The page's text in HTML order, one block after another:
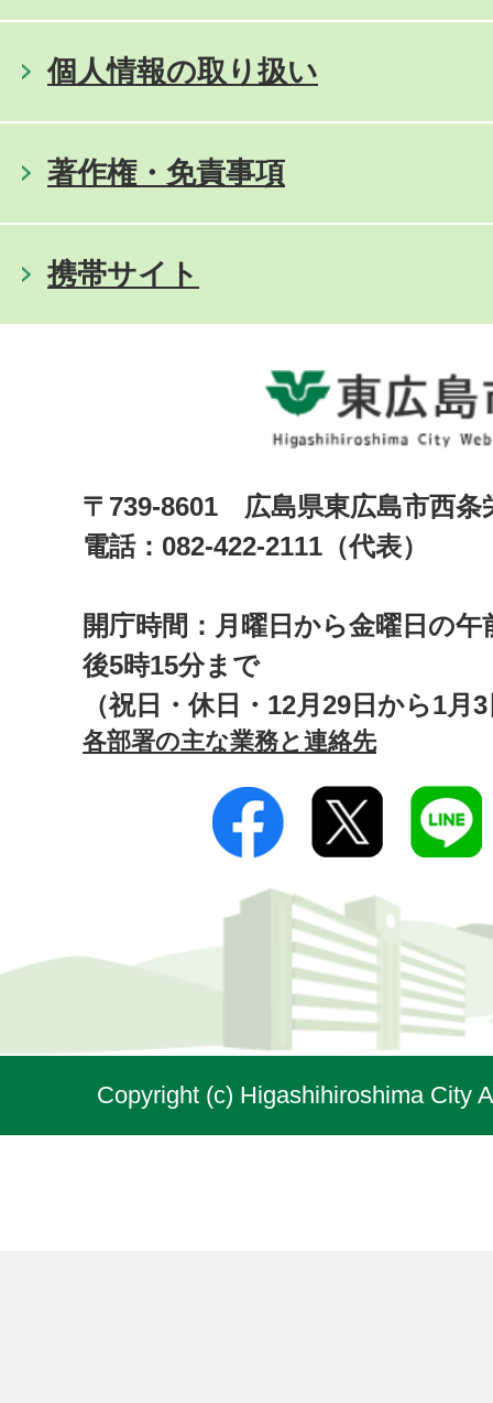
個人情報の取り扱い
著作権・免責事項
携帯サイト
〒739-8601 広島県東広島市西
電話：082-422-2111（代表）
開庁時間：月曜日から金曜日の午
後5時15分まで
（祝日・休日・12月29日から1月
各部署の主な業務と連絡先
Copyright (c) Higashihiroshima City